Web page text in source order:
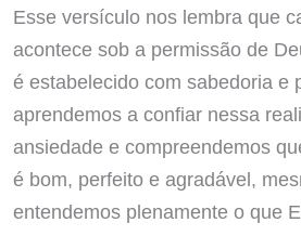
Esse versículo nos lembra que
acontece sob a permissão de
é estabelecido com sabedoria e
aprendemos a confiar nessa
ansiedade e compreendemos
é bom, perfeito e agradável,
entendemos plenamente o que